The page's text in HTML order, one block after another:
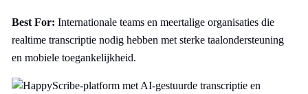
Best For: Internationale teams en meertalige organisaties die
realtime transcriptie nodig hebben met sterke taalondersteuning
en mobiele toegankelijkheid.